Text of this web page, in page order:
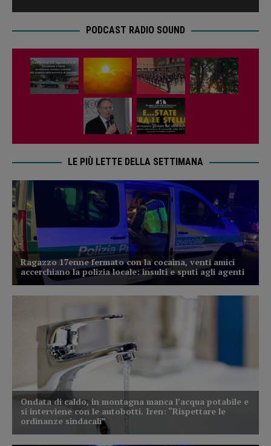
PODCAST RADIO SOUND
LE PIÙ LETTE DELLA SETTIMANA